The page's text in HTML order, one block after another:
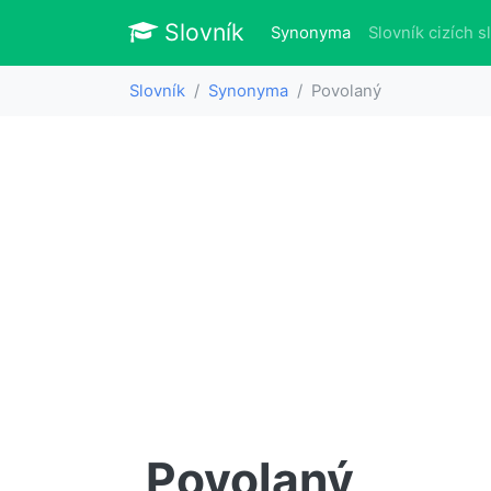
Slovník Slovník
Synonyma(aktuálně)
Slovník cizích
Slovník Synonyma Povolaný
Povolaný